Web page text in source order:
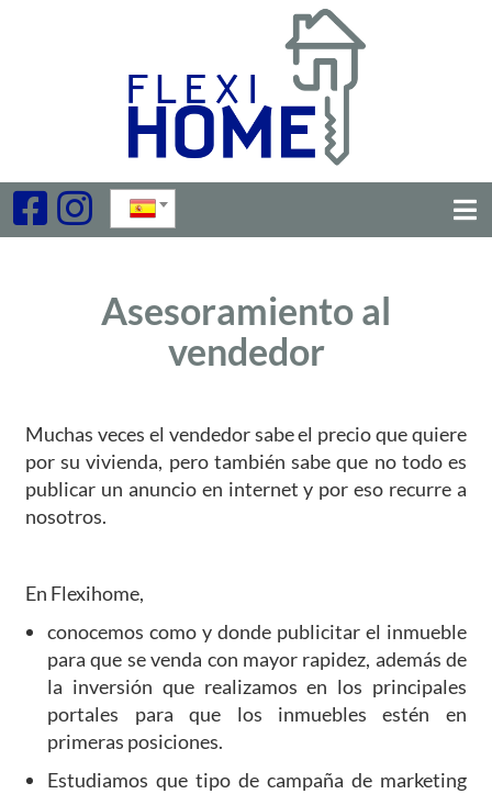
Asesoramiento al
vendedor
Muchas veces el vendedor sabe el precio que quiere
por su vivienda, pero también sabe que no todo es
publicar un anuncio en internet y por eso recurre a
nosotros.
En Flexihome,
conocemos como y donde publicitar el inmueble
para que se venda con mayor rapidez, además de
la inversión que realizamos en los principales
portales para que los inmuebles estén en
primeras posiciones.
Estudiamos que tipo de campaña de marketing